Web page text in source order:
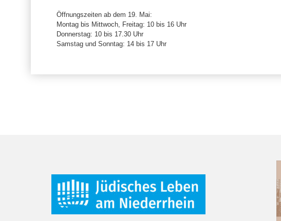
Öffnungszeiten ab dem 19. Mai:
Montag bis Mittwoch, Freitag: 10 bis 16 Uhr
Donnerstag: 10 bis 17.30 Uhr
Samstag und Sonntag: 14 bis 17 Uhr